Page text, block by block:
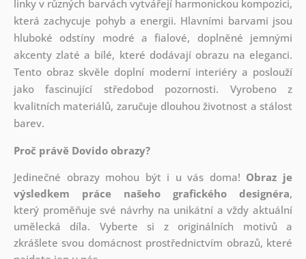
linky v různých barvách vytvářejí harmonickou kompozici,
která zachycuje pohyb a energii. Hlavními barvami jsou
hluboké odstíny modré a fialové, doplněné jemnými
akcenty zlaté a bílé, které dodávají obrazu na eleganci.
Tento obraz skvěle doplní moderní interiéry a poslouží
jako fascinující středobod pozornosti. Vyrobeno z
kvalitních materiálů, zaručuje dlouhou životnost a stálost
barev.
Proč právě Dovido obrazy?
Jedinečné obrazy mohou být i u vás doma! Obraz je
výsledkem práce našeho grafického designéra,
který proměňuje své návrhy na unikátní a vždy aktuální
umělecká díla. Vyberte si z originálních motivů a
zkrášlete svou domácnost prostřednictvím obrazů, které